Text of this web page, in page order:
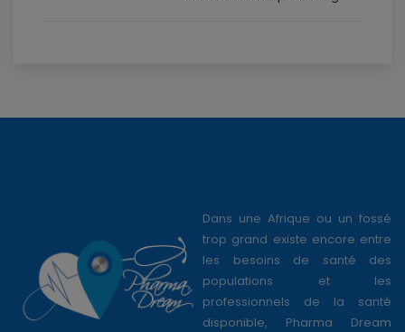
Dans une Afrique ou un fossé
trop grand existe encore entre
les besoins de santé des
populations et les
professionnels de la santé
disponible, Pharma Dream